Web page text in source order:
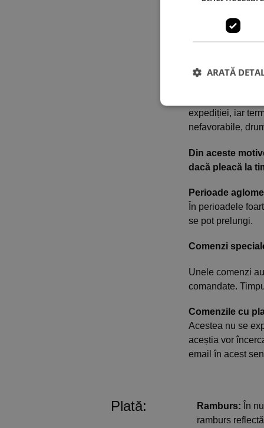
Exemple:
O comandă
Comenzile
Comenzile
Pot exista
expediției, iar
nefavorabile,
Din aceste
dacă pleacă la
Perioade
În perioadele
se pot prelungi.
Comenzi
Unele comenzi
comandate.
Comenzile cu
Acestea nu se
aceștia vor
email în acest
Plată: Ramburs: În
ramburs
ARATĂ